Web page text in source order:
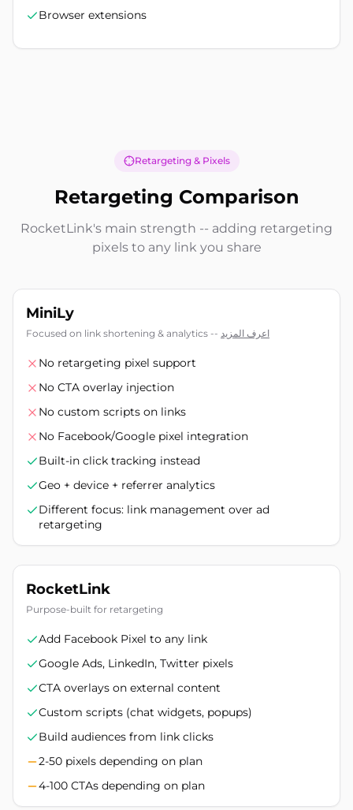
Browser extensions
Retargeting & Pixels
Retargeting Comparison
RocketLink's main strength -- adding retargeting
pixels to any link you share
MiniLy
Focused on link shortening & analytics -- اعرف المزيد
No retargeting pixel support
No CTA overlay injection
No custom scripts on links
No Facebook/Google pixel integration
Built-in click tracking instead
Geo + device + referrer analytics
Different focus: link management over ad
retargeting
RocketLink
Purpose-built for retargeting
Add Facebook Pixel to any link
Google Ads, LinkedIn, Twitter pixels
CTA overlays on external content
Custom scripts (chat widgets, popups)
Build audiences from link clicks
2-50 pixels depending on plan
4-100 CTAs depending on plan